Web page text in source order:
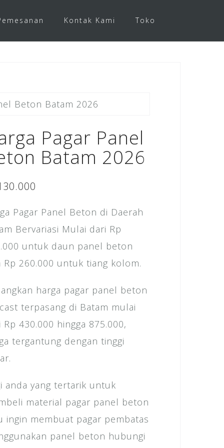
Kontak Kami Toko
Beton Batam 2026
Pagar Panel
Batam 2026
Pagar Panel Beton di Daerah
Bervariasi Mulai dari Rp
untuk daun panel beton
Rp 260.000 untuk tiang kolom.
harga pagar panel beton
terpasang di Batam mulai
Rp 430.000 hingga 875.000,
tergantung dengan tinggi
anda yang tertarik untuk
material pagar panel beton
ingin membuat pagar pembatas
panel beton hubungi